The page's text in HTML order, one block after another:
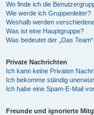
Wo finde ich die
Wie werde ich Gruppenleiter?
Weshalb werden
Was ist eine Hauptgruppe?
Was bedeutet der „Das
Private Nachrichten
Ich kann keine Privaten
Ich bekomme ständig
Ich habe eine Spam-E-Mail
Freunde und ignorierte